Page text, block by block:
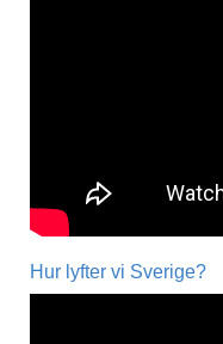
Hur lyfter vi Sverige?